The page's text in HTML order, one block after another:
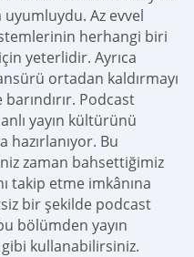
Az evvel
herhangi biri
yeterlidir. Ayrıca
ortadan kaldırmayı
Podcast
yayın kültürünü
Bu
zaman bahsettiğimiz
takip etme imkânına
bir şekilde podcast
bölümden yayın
kullanabilirsiniz.